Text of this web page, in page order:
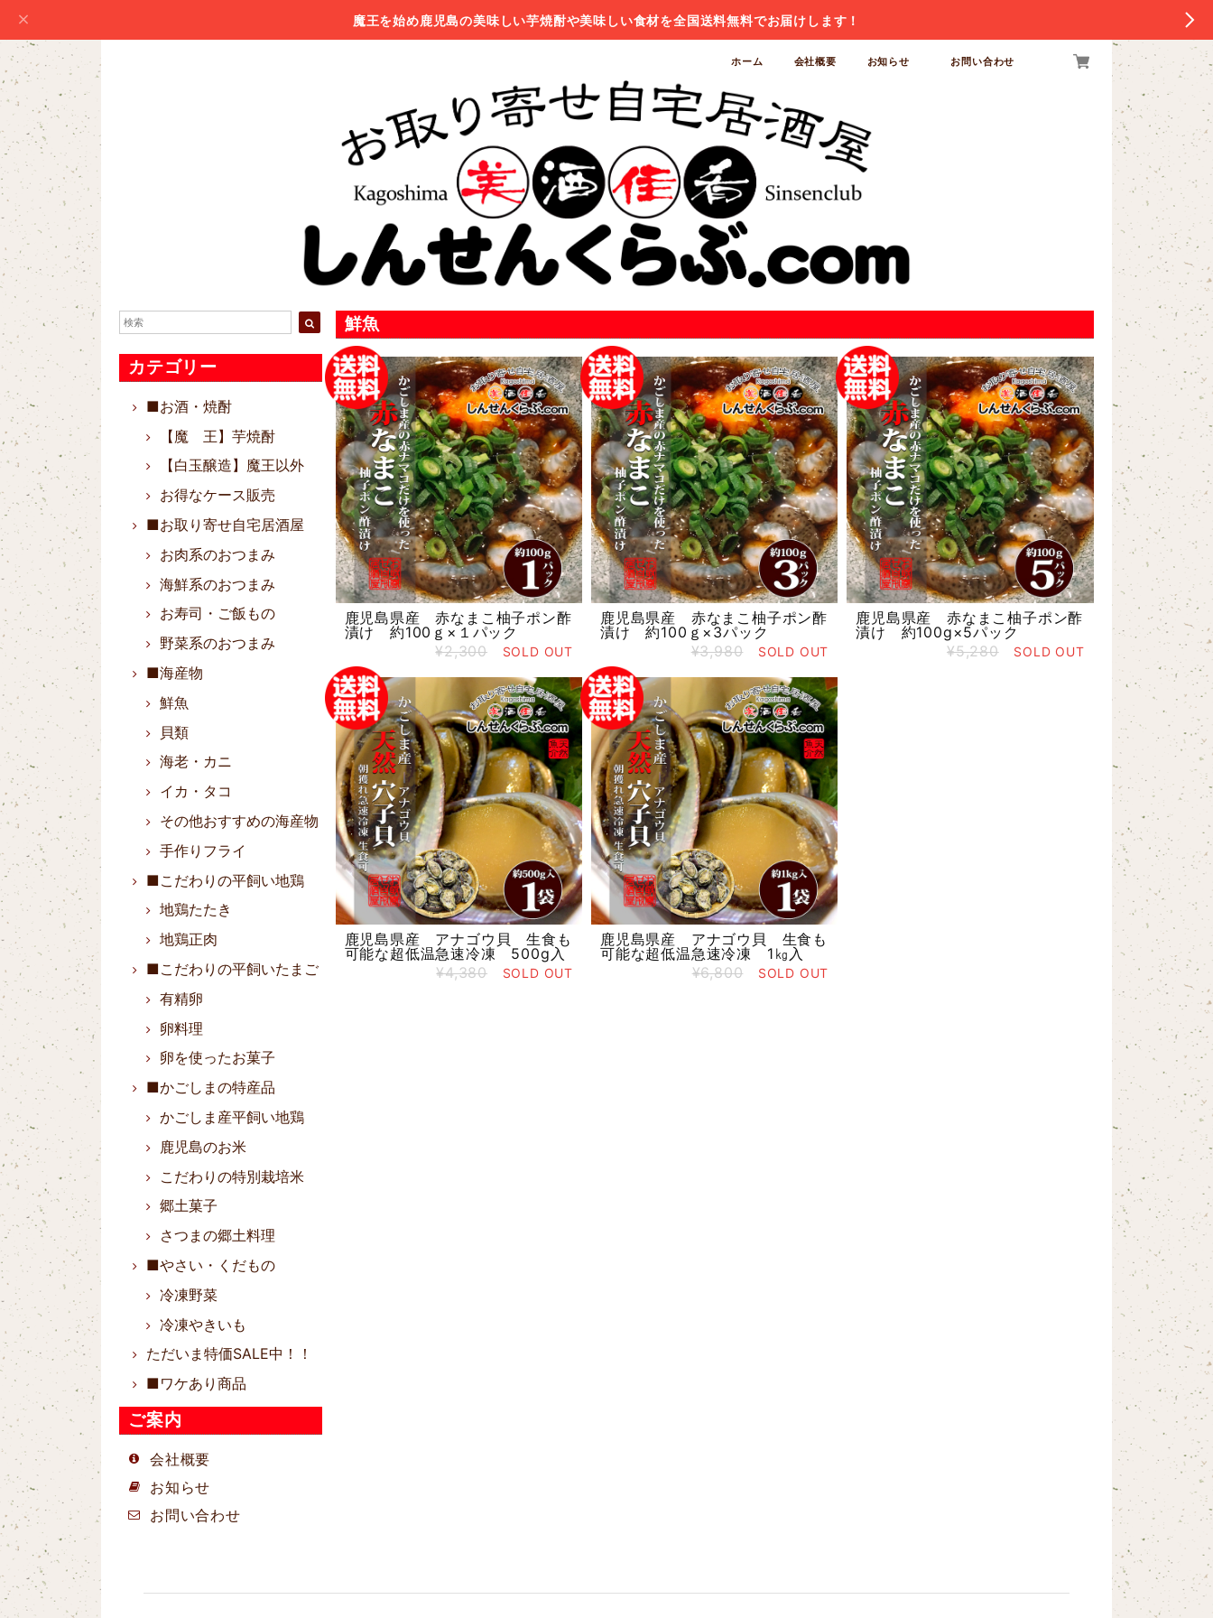
魔王を始め鹿児島の美味しい芋焼酎や美味しい食材を全国送料無料でお届けします！
ホーム 会社概要 お知らせ お問い合わせ
カテゴリー
■お酒・焼酎
【魔 王】芋焼酎
【白玉醸造】魔王以外
お得なケース販売
■お取り寄せ自宅居酒屋
お肉系のおつまみ
海鮮系のおつまみ
お寿司・ご飯もの
野菜系のおつまみ
■海産物
鮮魚
貝類
海老・カニ
イカ・タコ
その他おすすめの海産物
手作りフライ
■こだわりの平飼い地鶏
地鶏たたき
地鶏正肉
■こだわりの平飼いたまご
有精卵
卵料理
卵を使ったお菓子
■かごしまの特産品
かごしま産平飼い地鶏
鹿児島のお米
こだわりの特別栽培米
郷土菓子
さつまの郷土料理
■やさい・くだもの
冷凍野菜
冷凍やきいも
ただいま特価SALE中！！
■ワケあり商品
ご案内
会社概要
お知らせ
お問い合わせ
鮮魚
鹿児島県産 赤なまこ柚子ポン酢
漬け 約100ｇ×１パック
¥2,300
SOLD OUT
鹿児島県産 赤なまこ柚子ポン酢
漬け 約100ｇ×3パック
¥3,980
SOLD OUT
鹿児島県産 赤なまこ柚子ポン酢
漬け 約100g×5パック
¥5,280
SOLD OUT
鹿児島県産 アナゴウ貝 生食も
可能な超低温急速冷凍 500g入
¥4,380
SOLD OUT
鹿児島県産 アナゴウ貝 生食も
可能な超低温急速冷凍 1㎏入
¥6,800
SOLD OUT